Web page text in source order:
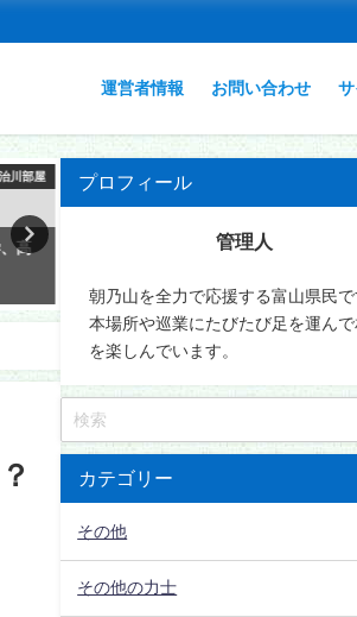
運営者情報 お問い合わせ
川部屋
高
安青錦の背中と肩のあざはタト
2026年1月16日
プロフィール
管理人
朝乃山を全力で応援する富山県民で
本場所や巡業にたびたび足を運ん
を楽しんでいます。
カテゴリー
その他
その他の力士